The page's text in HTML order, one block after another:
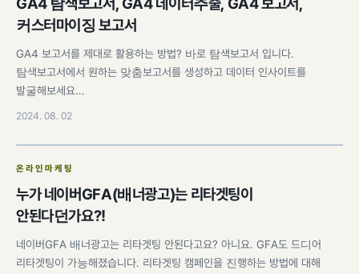
커스터마이징 보고서
GA4 보고서를 제대로 활용하는 방법? 바로 탐색보고서 입니다.
탐색보고서에서 원하는 맞춤보고서를 생성하고 데이터 인사이트를
발굴해보세요…
2024. 08. 02
온라인마케팅
누가 네이버GFA(배너광고)는 리타겟팅이
안된다던가요?!
네이버GFA 배너광고는 리타겟팅 안된다고요? 아니요. GFA도 드디어
리타겟팅이 가능해졌습니다. 리타겟팅 캠페인을 진행하는 방법에 대해